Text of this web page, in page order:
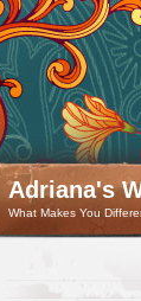
Adriana's
What Makes You